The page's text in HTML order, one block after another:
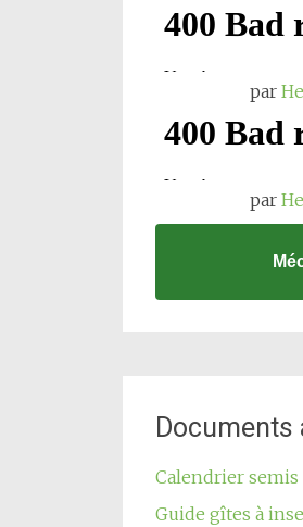
par
par
Documents
Calendrier
Guide gîtes à